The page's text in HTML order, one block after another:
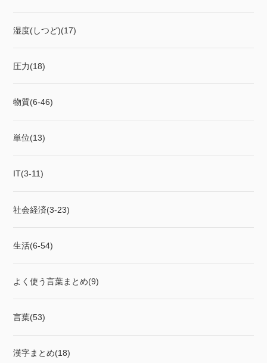
湿度(しつど)(17)
圧力(18)
物質(6-46)
単位(13)
IT(3-11)
社会経済(3-23)
生活(6-54)
よく使う言葉まとめ(9)
言葉(53)
漢字まとめ(18)